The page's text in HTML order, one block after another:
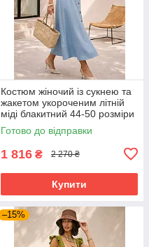
Костюм жіночий із сукнею та
жакетом укороченим літній
міді блакитний 44-50 розміри
Готово до відправки
1 816 ₴ 2 270 ₴
Купити
–15%